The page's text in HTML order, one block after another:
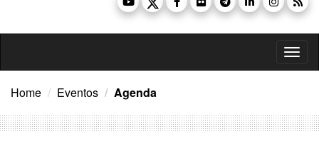
Home Eventos Agenda